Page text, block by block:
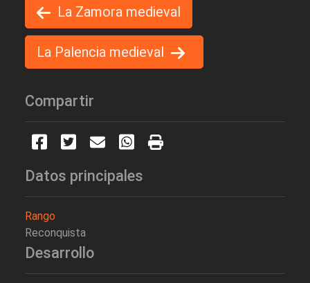
La Zamora medieval
La Palencia medieval
Compartir
Datos principales
Rango
Reconquista
Desarrollo